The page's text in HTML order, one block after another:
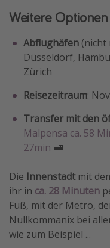
Weitere Optionen
Abflughäfen (nicht
Düsseldorf,
Zürich
Reisezeitraum:
Transfer mit den
Malpensa ca. 58
27min 🚅
Die Innenstadtmit
ihr in ca. 28 Minuten
Fuß, mit der Metro,
Nullkommanix bei
wie zum Beispiel ...